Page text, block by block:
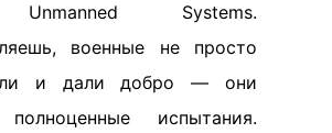
Systems.
военные не просто
и дали добро — они
испытания.